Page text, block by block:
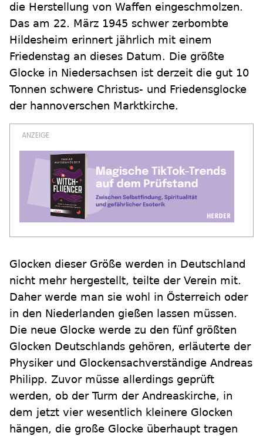
die Herstellung von Waffen eingeschmolzen.
Das am 22. März 1945 schwer zerbombte
Hildesheim erinnert jährlich mit einem
Friedenstag an dieses Datum. Die größte
Glocke in Niedersachsen ist derzeit die gut 10
Tonnen schwere Christus- und Friedensglocke
der hannoverschen Marktkirche.
Glocken dieser Größe werden in Deutschland
nicht mehr hergestellt, teilte der Verein mit.
Daher werde man sie wohl in Österreich oder
in den Niederlanden gießen lassen müssen.
Die neue Glocke werde zu den fünf größten
Glocken Deutschlands gehören, erläuterte der
Physiker und Glockensachverständige Andreas
Philipp. Zuvor müsse allerdings geprüft
werden, ob der Turm der Andreaskirche, in
dem jetzt vier wesentlich kleinere Glocken
hängen, die große Glocke überhaupt tragen